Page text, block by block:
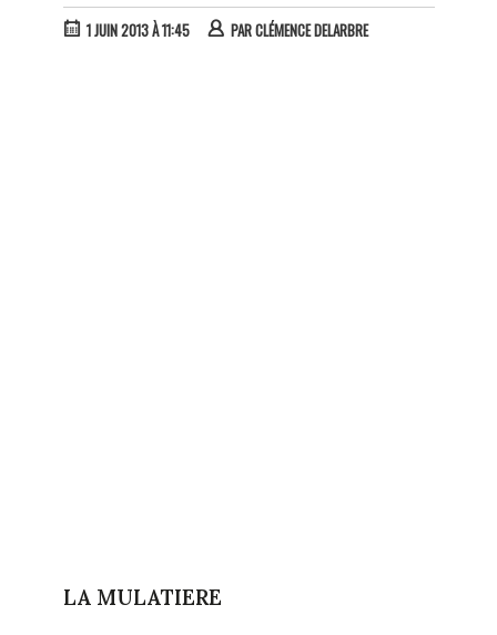
1 JUIN 2013 À 11:45 PARCLÉMENCE DELARBRE
LA MULATIERE